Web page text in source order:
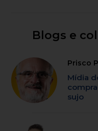
Blogs e
Prisco
Mídia
sujo